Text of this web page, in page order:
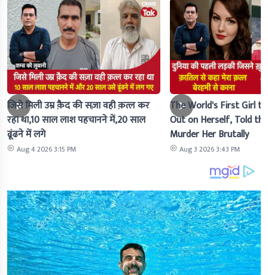
जिसे मिली उम्र क़ैद की सज़ा वही क़त्ल कर
रहा था,10 साल लाश पहचानने में,20 साल
ढूंढने में लगे
Aug 4 2026 3:15 PM
The World's First Girl
Out on Herself, Told
Murder Her Brutally
Aug 3 2026 3:43 PM